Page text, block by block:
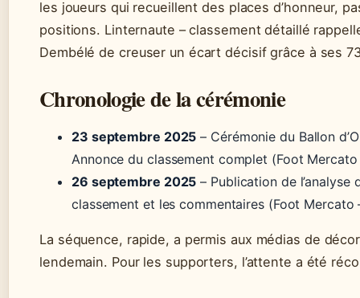
les joueurs qui recueillent des places d’honneur,
positions. Linternaute – classement détaillé
Dembélé de creuser un écart décisif grâce à ses
Chronologie de la cérémonie
23 septembre 2025 – Cérémonie du Ballon
Annonce du classement complet (Foot Mercato
26 septembre 2025 – Publication de l’analyse
classement et les commentaires (Foot Mercato
La séquence, rapide, a permis aux médias de
lendemain. Pour les supporters, l’attente a été